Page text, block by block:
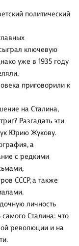
политический
ключевую
уже в 1935 году
приговорили к
на Сталина,
Разгадать эти
Юрию Жукову.
а
с редкими
СССР, а также
личность
Сталина: что
революции и на